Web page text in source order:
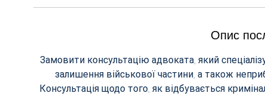
Опис
Замовити консультацію адвоката, який
залишення військової частини, а також
Консультація щодо того, як відбувається